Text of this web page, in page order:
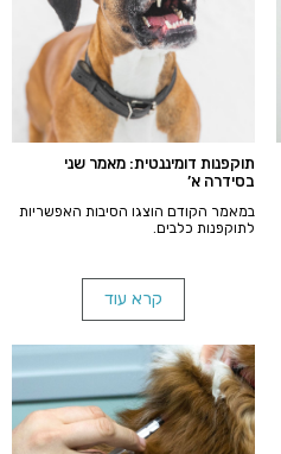
תוקפנות דומיננטית: מאמר שני
בסידרה א’
במאמר הקודם הוצגו הסיבות האפשריות
לתוקפנות כלבים.
קרא עוד